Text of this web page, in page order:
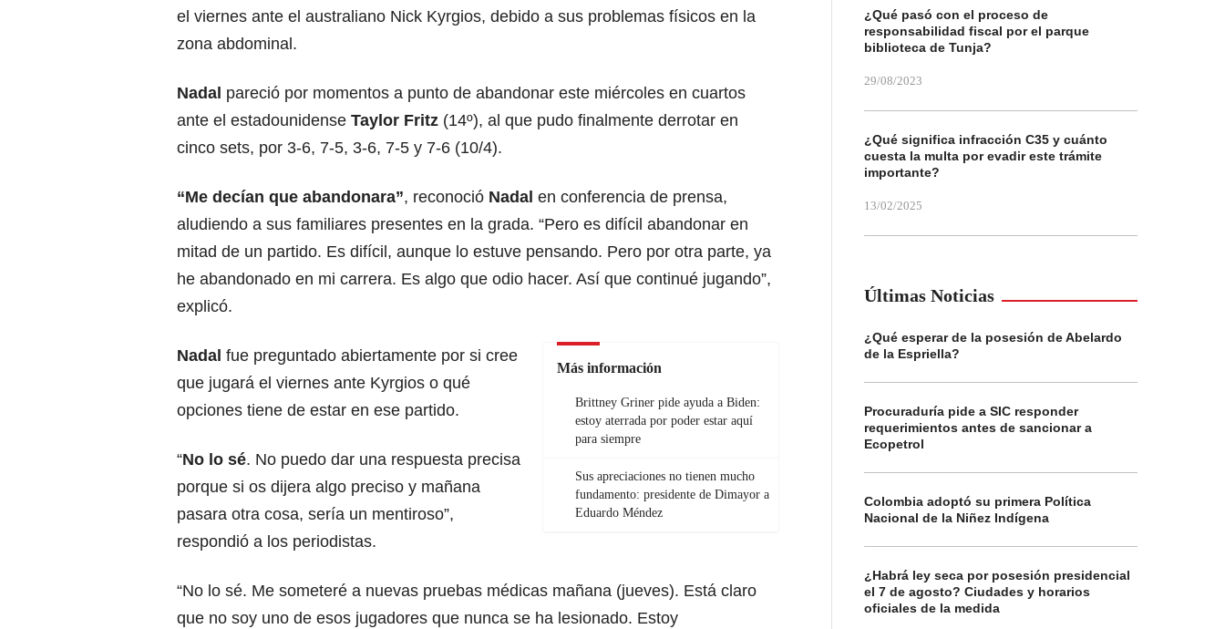
el viernes ante el australiano Nick Kyrgios, debido a sus problemas físicos en la
zona abdominal.
Nadal pareció por momentos a punto de abandonar este miércoles en cuartos
ante el estadounidense Taylor Fritz (14º), al que pudo finalmente derrotar en
cinco sets, por 3-6, 7-5, 3-6, 7-5 y 7-6 (10/4).
“Me decían que abandonara”, reconoció Nadal en conferencia de prensa,
aludiendo a sus familiares presentes en la grada. “Pero es difícil abandonar en
mitad de un partido. Es difícil, aunque lo estuve pensando. Pero por otra parte, ya
he abandonado en mi carrera. Es algo que odio hacer. Así que continué jugando”,
explicó.
Más información
Brittney Griner pide ayuda a Biden:
estoy aterrada por poder estar aquí
para siempre
Sus apreciaciones no tienen mucho
fundamento: presidente de Dimayor a
Eduardo Méndez
Nadal fue preguntado abiertamente por si cree
que jugará el viernes ante Kyrgios o qué
opciones tiene de estar en ese partido.
“No lo sé. No puedo dar una respuesta precisa
porque si os dijera algo preciso y mañana
pasara otra cosa, sería un mentiroso”,
respondió a los periodistas.
“No lo sé. Me someteré a nuevas pruebas médicas mañana (jueves). Está claro
que no soy uno de esos jugadores que nunca se ha lesionado. Estoy
¿Qué pasó con el proceso de
responsabilidad fiscal por el parque
biblioteca de Tunja?
29/08/2023
¿Qué significa infracción C35 y cuánto
cuesta la multa por evadir este trámite
importante?
13/02/2025
Últimas Noticias
¿Qué esperar de la posesión de Abelardo
de la Espriella?
Procuraduría pide a SIC responder
requerimientos antes de sancionar a
Ecopetrol
Colombia adoptó su primera Política
Nacional de la Niñez Indígena
¿Habrá ley seca por posesión presidencial
el 7 de agosto? Ciudades y horarios
oficiales de la medida